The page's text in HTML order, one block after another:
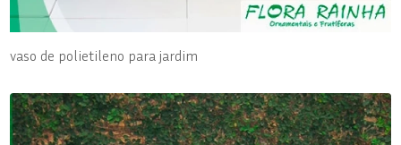
vaso de polietileno para jardim